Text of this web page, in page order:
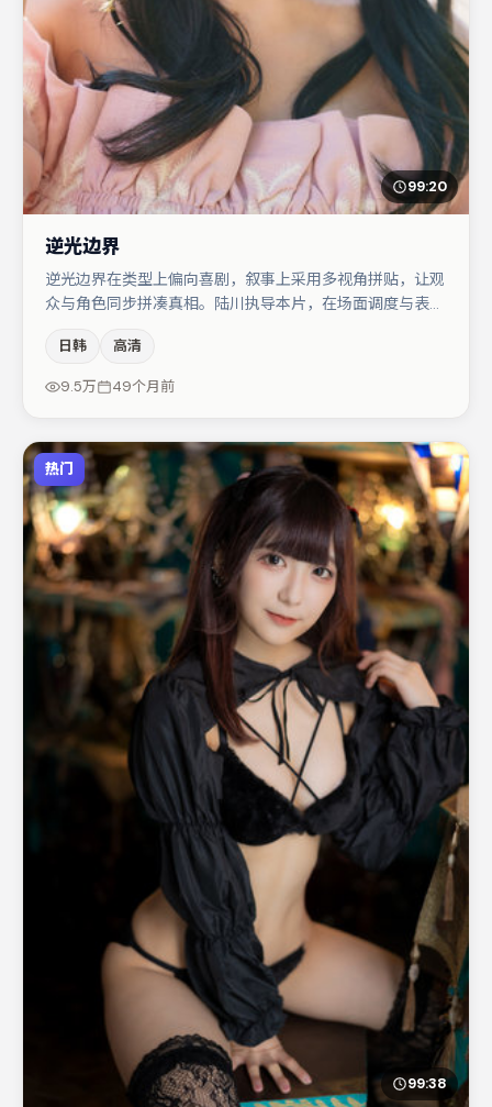
99:20
逆光边界
逆光边界在类型上偏向喜剧，叙事上采用多视角拼贴，让观
众与角色同步拼凑真相。陆川执导本片，在场面调度与表演
金高银、木村拓哉、于和伟等，角色动机前后呼应，适合喜
欢抠台词与伏笔的观众。若你偏爱强类型与清晰主线，这部
作品值得关注。
日韩 高清
9.5万 49个月前
热门
99:38